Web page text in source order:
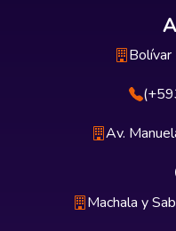
Av.
Machala y